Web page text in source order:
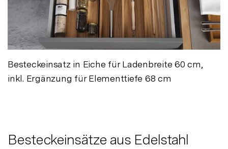
Besteckeinsatz in Eiche für Ladenbreite 60 cm,
inkl. Ergänzung für Elementtiefe 68 cm
Besteckeinsätze aus Edelstahl